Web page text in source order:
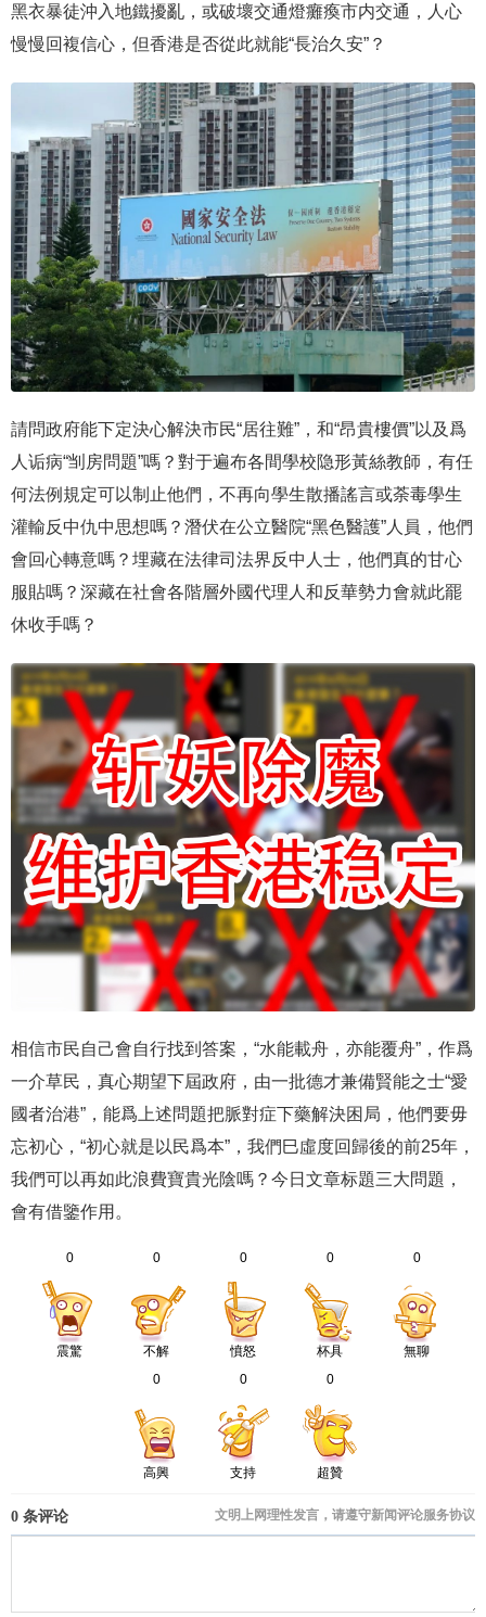
黑衣暴徒沖入地鐵擾亂，或破壞交通燈癱瘓市内交通，人心
慢慢回複信心，但香港是否從此就能“長治久安”？
請問政府能下定決心解決市民“居往難”，和“昂貴樓價”以及爲
人诟病“㓥房問題”嗎？對于遍布各間學校隐形黃絲教師，有任
何法例規定可以制止他們，不再向學生散播謠言或荼毒學生
灌輸反中仇中思想嗎？潛伏在公立醫院“黑色醫護”人員，他們
會回心轉意嗎？埋藏在法律司法界反中人士，他們真的甘心
服貼嗎？深藏在社會各階層外國代理人和反華勢力會就此罷
休收手嗎？
相信市民自己會自行找到答案，“水能載舟，亦能覆舟”，作爲
一介草民，真心期望下屆政府，由一批德才兼備賢能之士“愛
國者治港”，能爲上述問題把脈對症下藥解決困局，他們要毋
忘初心，“初心就是以民爲本”，我們巳虛度回歸後的前25年，
我們可以再如此浪費寶貴光陰嗎？今日文章标題三大問題，
會有借鑒作用。
0
震驚
0
不解
0
憤怒
0
杯具
0
無聊
0
高興
0
支持
0
超贊